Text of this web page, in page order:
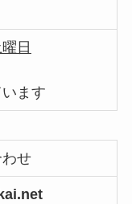
日
ます
せ